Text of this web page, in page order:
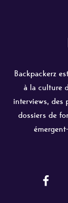
Backpackerz
à la culture
interviews, des
dossiers de